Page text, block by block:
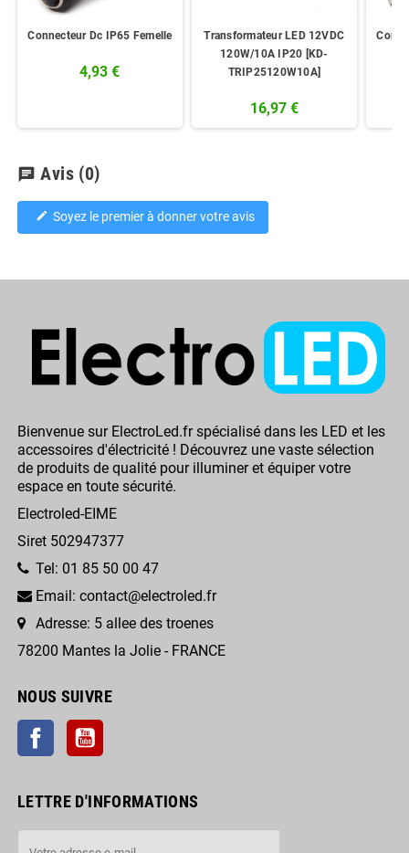
Connecteur Dc IP65 Femelle
4,93 €
Transformateur LED 12VDC
120W/10A IP20 [KD-
TRIP25120W10A]
16,97 €
chat Avis (0)
edit Soyez le premier à donner votre avis
Bienvenue sur ElectroLed.fr spécialisé dans les LED et les
accessoires d'électricité ! Découvrez une vaste sélection
de produits de qualité pour illuminer et équiper votre
espace en toute sécurité.
Electroled-EIME
Siret 502947377
Tel: 01 85 50 00 47
Email: contact@electroled.fr
Adresse: 5 allee des troenes
78200 Mantes la Jolie - FRANCE
NOUS SUIVRE
FacebookYouTube
LETTRE D'INFORMATIONS